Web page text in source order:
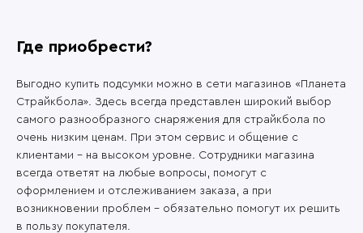
Где приобрести?
Выгодно купить подсумки можно в сети магазинов «Планета
Страйкбола». Здесь всегда представлен широкий выбор
самого разнообразного снаряжения для страйкбола по
очень низким ценам. При этом сервис и общение с
клиентами – на высоком уровне. Сотрудники магазина
всегда ответят на любые вопросы, помогут с
оформлением и отслеживанием заказа, а при
возникновении проблем – обязательно помогут их решить
в пользу покупателя.